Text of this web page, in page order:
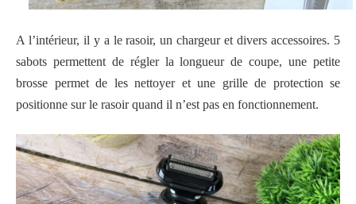
A l’intérieur, il y a le rasoir, un chargeur et divers accessoires. 5
sabots permettent de régler la longueur de coupe, une petite
brosse permet de les nettoyer et une grille de protection se
positionne sur le rasoir quand il n’est pas en fonctionnement.